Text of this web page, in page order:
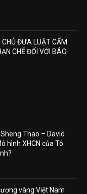
CHỦ ĐƯA LUẬT CẤM
CHẾ ĐỐI VỚI BÁO
Thao – David
hình XHCN của Tô
vàng Việt Nam